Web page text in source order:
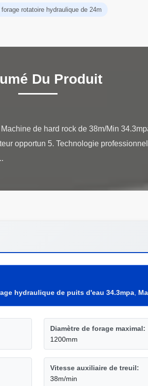
rotatoire hydraulique de 24m
Du Produit
de hard rock de 38m/Min
opportun 5. Technologie
hydraulique de puits d'eau 34.3mpa
Diamètre de forage maximal:
1200mm
Vitesse auxiliaire de treuil:
38m/min